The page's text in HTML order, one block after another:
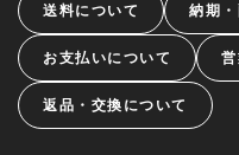
送料について 納期
お支払いについて
返品・交換について